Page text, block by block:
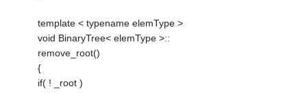
template < typename elemType >
void BinaryTree< elemType >::
remove_root()
{
if( ! _root )